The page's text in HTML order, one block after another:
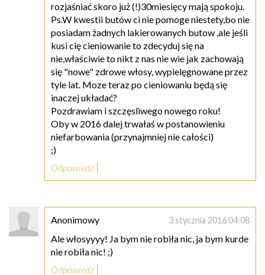
rozjaśniać skoro już (!)30miesięcy mają spokoju.
Ps.W kwestii butów ci nie pomoge niestety,bo nie
posiadam żadnych lakierowanych butow ,ale jeśli
kusi cię cieniowanie to zdecyduj się na
nie,właściwie to nikt z nas nie wie jak zachowają
się "nowe" zdrowe włosy, wypielęgnowane przez
tyle lat. Moze teraz po cieniowaniu będą się
inaczej układać?
Pozdrawiam i szczęsliwego nowego roku!
Oby w 2016 dalej trwałaś w postanowieniu
niefarbowania (przynajmniej nie całości)
;)
Odpowiedz
Anonimowy 3 stycznia 2016 04:08
Ale włosyyyy! Ja bym nie robiła nic, ja bym kurde
nie robiła nic! ;)
Odpowiedz